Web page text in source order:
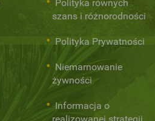
Polityka równych
szans i różnorodności
Polityka Prywatności
Niemarnowanie
żywności
Informacja o